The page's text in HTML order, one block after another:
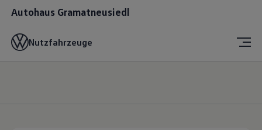
Autohaus Gramatneusiedl
Nutzfahrzeuge